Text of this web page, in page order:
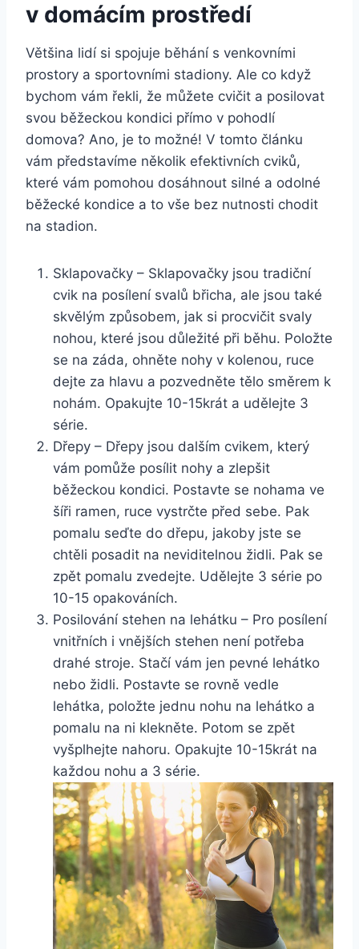
v domácím prostředí
Většina lidí si spojuje běhání s venkovními
prostory a sportovními stadiony. Ale co když
bychom vám řekli, že můžete cvičit a posilovat
svou běžeckou kondici přímo v pohodlí
domova? Ano, je to možné! V tomto článku
vám představíme několik efektivních cviků,
které vám pomohou dosáhnout silné a odolné
běžecké kondice a to vše bez nutnosti chodit
na stadion.
Sklapovačky – Sklapovačky jsou tradiční
cvik na posílení svalů břicha, ale jsou také
skvělým způsobem, jak si procvičit svaly
nohou, které jsou důležité při běhu. Položte
se na záda, ohněte nohy v kolenou, ruce
dejte za hlavu a pozvedněte tělo směrem k
nohám. Opakujte 10-15krát a udělejte 3
série.
Dřepy – Dřepy jsou dalším cvikem, který
vám pomůže posílit nohy a zlepšit
běžeckou kondici. Postavte se nohama ve
šíři ramen, ruce vystrčte před sebe. Pak
pomalu seďte do dřepu, jakoby jste se
chtěli posadit na neviditelnou židli. Pak se
zpět pomalu zvedejte. Udělejte 3 série po
10-15 opakováních.
Posilování stehen na lehátku – Pro posílení
vnitřních i vnějších stehen není potřeba
drahé stroje. Stačí vám jen pevné lehátko
nebo židli. Postavte se rovně vedle
lehátka, položte jednu nohu na lehátko a
pomalu na ni klekněte. Potom se zpět
vyšplhejte nahoru. Opakujte 10-15krát na
každou nohu a 3 série.